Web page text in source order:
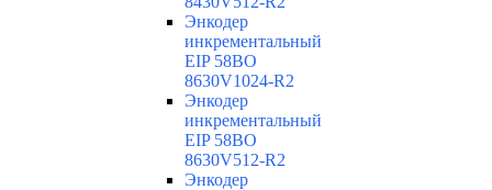
Энкодер
инкрементальный
EIP 58BO
8630V1024-R2
Энкодер
инкрементальный
EIP 58BO
8630V512-R2
Энкодер